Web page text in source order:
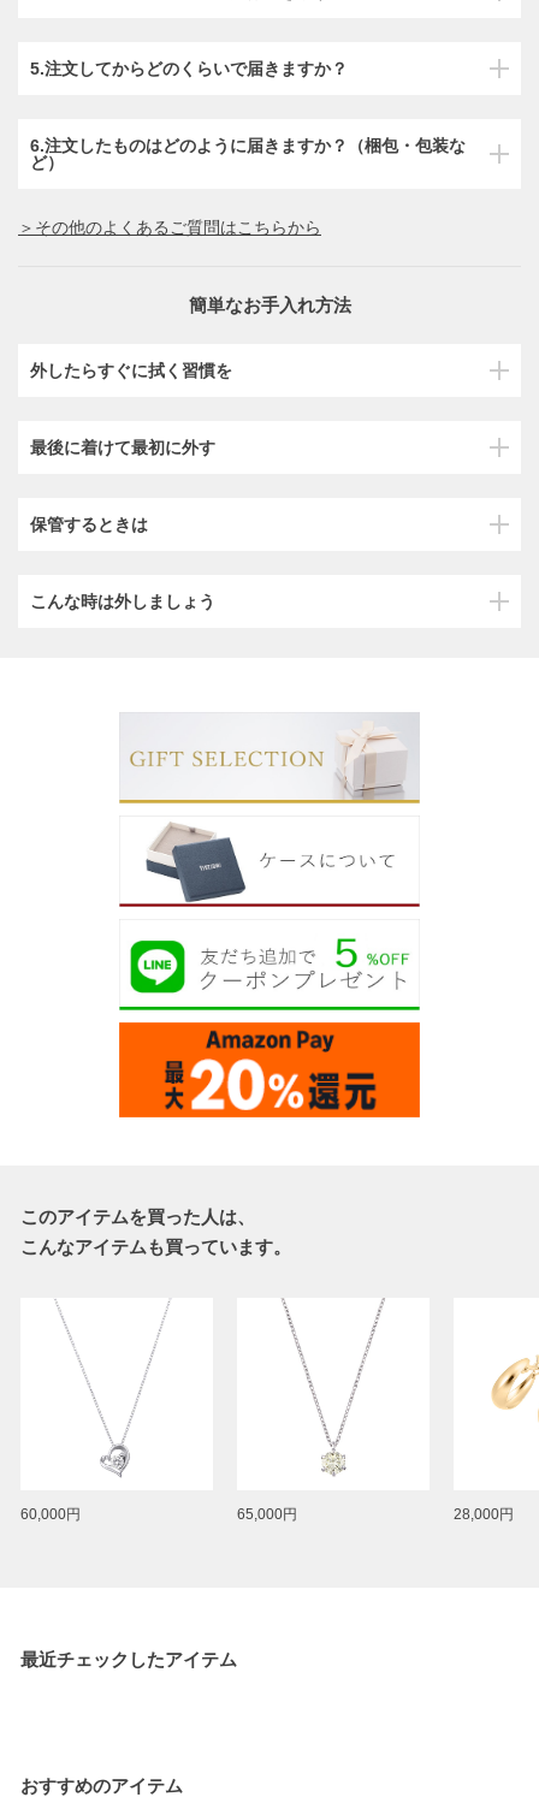
5.注文してからどのくらいで届きますか？
6.注文したものはどのように届きますか？（梱包・包装な
ど）
＞その他のよくあるご質問はこちらから
簡単なお手入れ方法
外したらすぐに拭く習慣を
最後に着けて最初に外す
保管するときは
こんな時は外しましょう
このアイテムを買った人は、
こんなアイテムも買っています。
60,000円 65,000円 28,000円
最近チェックしたアイテム
おすすめのアイテム